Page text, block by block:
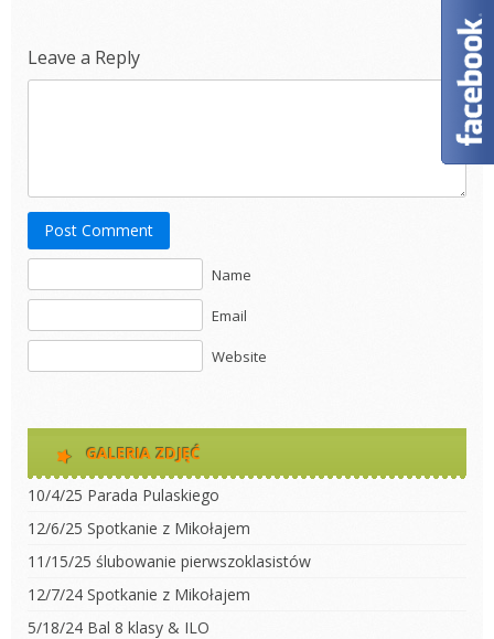
Leave a Reply
Post Comment
Name
Email
Website
GALERIA ZDJĘĆ
10/4/25 Parada Pulaskiego
12/6/25 Spotkanie z Mikołajem
11/15/25 ślubowanie pierwszoklasistów
12/7/24 Spotkanie z Mikołajem
5/18/24 Bal 8 klasy & ILO